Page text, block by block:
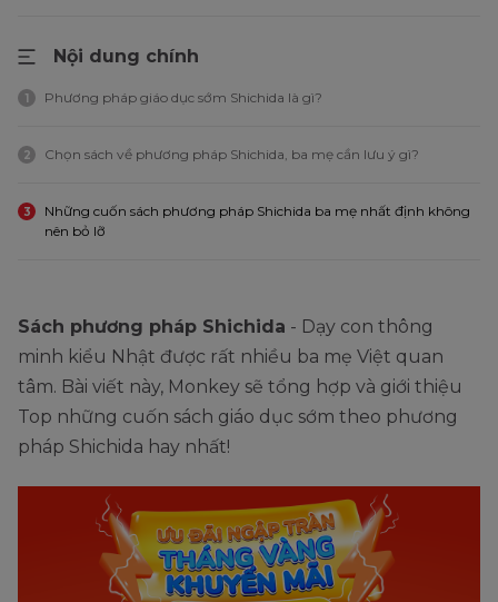
Nội dung chính
1 Phương pháp giáo dục sớm Shichida là gì?
2 Chọn sách về phương pháp Shichida, ba mẹ cần lưu ý gì?
3
Những cuốn sách phương pháp Shichida ba mẹ nhất định không
nên bỏ lỡ
Sách phương pháp Shichida - Dạy con thông
minh kiểu Nhật được rất nhiều ba mẹ Việt quan
tâm. Bài viết này, Monkey sẽ tổng hợp và giới thiệu
Top những cuốn sách giáo dục sớm theo phương
pháp Shichida hay nhất!